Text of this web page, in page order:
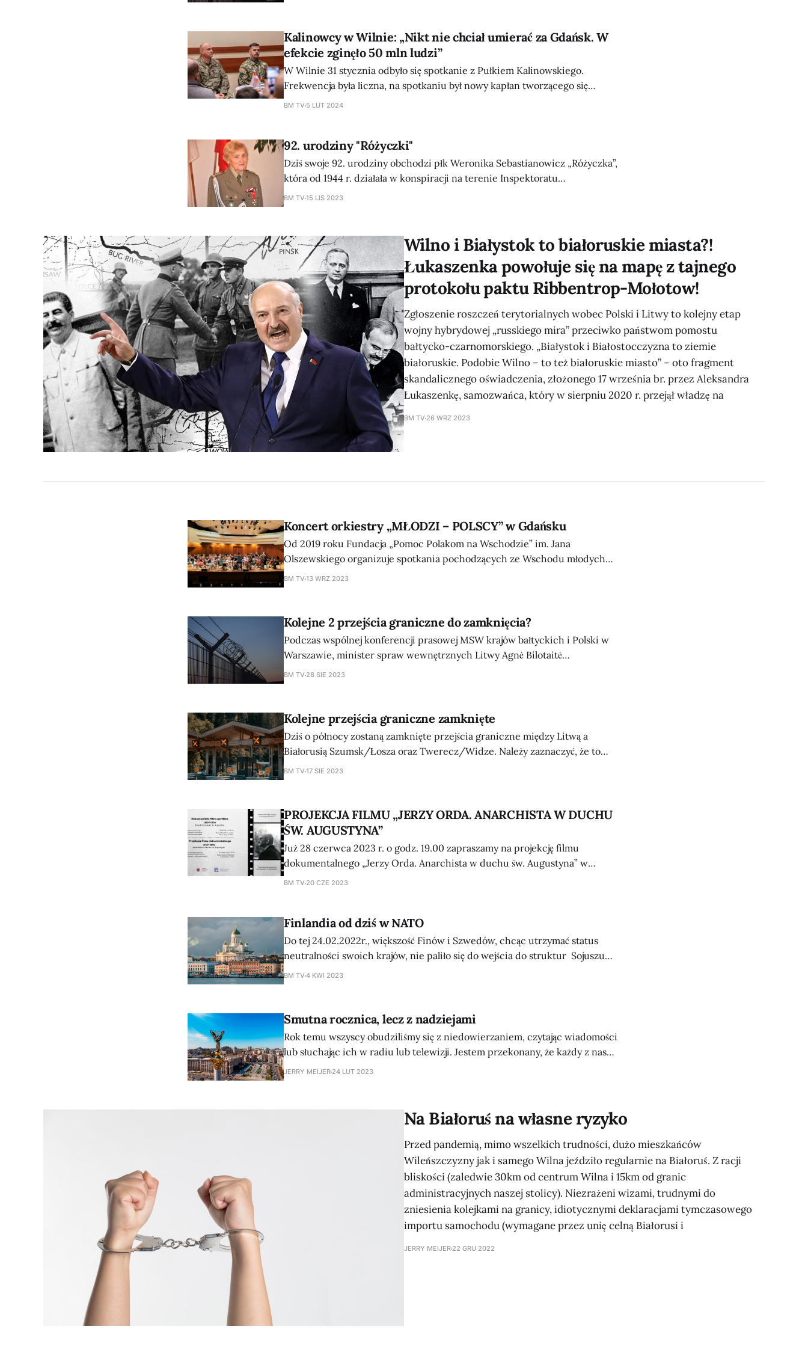
Batorego, droga 103/R45
Kalinowcy w Wilnie: „Nikt nie chciał umierać za Gdańsk. W
efekcie zginęło 50 mln ludzi”
W Wilnie 31 stycznia odbyło się spotkanie z Pułkiem Kalinowskiego.
Frekwencja była liczna, na spotkaniu był nowy kapłan tworzącego się
prawosławnego kościoła na Litwie podległego Konstantynopolowi, a także
z portalu
BM TV 5 LUT 2024
92. urodziny "Różyczki"
Dziś swoje 92. urodziny obchodzi płk Weronika Sebastianowicz „Różyczka”,
która od 1944 r. działała w konspiracji na terenie Inspektoratu
Grodzieńskiego AK. Po wycofaniu się oddziałów hitlerowskich
aresztowana. Po ciężkim śledztwie została
BM TV15 LIS 2023
Wilno i Białystok to białoruskie miasta?!
Łukaszenka powołuje się na mapę z tajnego
protokołu paktu Ribbentrop-Mołotow!
Zgłoszenie roszczeń terytorialnych wobec Polski i Litwy to kolejny etap
wojny hybrydowej „russkiego mira” przeciwko państwom pomostu
bałtycko-czarnomorskiego. „Białystok i Białostocczyzna to ziemie
białoruskie. Podobie Wilno – to też białoruskie miasto” – oto fragment
skandalicznego oświadczenia, złożonego 17 września br. przez Aleksandra
Łukaszenkę, samozwańca, który w sierpniu 2020 r. przejął władzę na
BM TV 26 WRZ 2023
Koncert orkiestry „MŁODZI – POLSCY” w Gdańsku
Od 2019 roku Fundacja „Pomoc Polakom na Wschodzie” im. Jana
Olszewskiego organizuje spotkania pochodzących ze Wschodu młodych
muzyków o polskich korzeniach i ich uzdolnionych rówieśników z Polski.
POLSCY, którego dyrygentem jest Hubert Kowalski. Tegoroczne spotkanie
orkiestry
BM TV13 WRZ 2023
Kolejne 2 przejścia graniczne do zamknięcia?
Podczas wspólnej konferencji prasowej MSW krajów bałtyckich i Polski w
Warszawie, minister spraw wewnętrznych Litwy Agnė Bilotaitė
zapowiedziała propozycję zamknięcia 2 kolejnych przejść granicznych z
między Wilnem a Połockiem) oraz Rajgród-Przewałka (na szlaku
BM TV 28 SIE 2023
Kolejne przejścia graniczne zamknięte
Dziś o północy zostaną zamknięte przejścia graniczne między Litwą a
Białorusią Szumsk/Łosza oraz Twerecz/Widze. Należy zaznaczyć, że to
ostatnie przejście graniczne było jedynym, przez które można było pieszo
okolicach
BM TV17 SIE 2023
PROJEKCJA FILMU „JERZY ORDA. ANARCHISTA W DUCHU
ŚW. AUGUSTYNA”
Już 28 czerwca 2023 r. o godz. 19.00 zapraszamy na projekcję filmu
dokumentalnego „Jerzy Orda. Anarchista w duchu św. Augustyna” w
Muzeum Adama Mickiewicza przy Uniwersytecie Wileńskim (ul.
1905
BM TV 20 CZE 2023
Finlandia od dziś w NATO
Do tej 24.02.2022r., większość Finów i Szwedów, chcąc utrzymać status
neutralności swoich krajów, nie paliło się do wejścia do struktur Sojuszu
Północnoatlantyckiego. Wojna na Ukrainie, którą Putin rozpętał rzekomo,
BM TV4 KWI 2023
Smutna rocznica, lecz z nadziejami
Rok temu wszyscy obudziliśmy się z niedowierzaniem, czytając wiadomości
lub słuchając ich w radiu lub telewizji. Jestem przekonany, że każdy z nas
pamięta, gdzie był i co robił, kiedy to się stało (nie wspominając oczywiście o
JERRY MEIJER 24 LUT 2023
Na Białoruś na własne ryzyko
Przed pandemią, mimo wszelkich trudności, dużo mieszkańców
Wileńszczyzny jak i samego Wilna jeździło regularnie na Białoruś. Z racji
bliskości (zaledwie 30km od centrum Wilna i 15km od granic
administracyjnych naszej stolicy). Niezrażeni wizami, trudnymi do
zniesienia kolejkami na granicy, idiotycznymi deklaracjami tymczasowego
importu samochodu (wymagane przez unię celną Białorusi i
JERRY MEIJER 22 GRU 2022